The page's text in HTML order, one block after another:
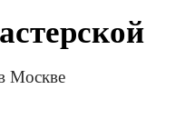
Москве